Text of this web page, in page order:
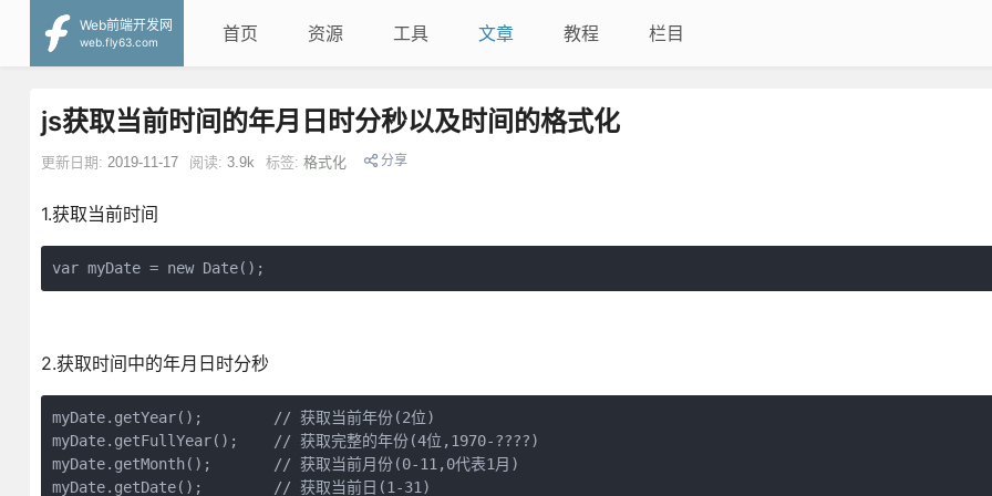
Web前端开发网
web.fly63.com
首页 资源 工具 文章 教程 栏目
js获取当前时间的年月日时分秒以及时间的格式化
更新日期: 2019-11-17 阅读: 3.9k 标签: 格式化 分享
1.获取当前时间
var myDate = new Date();
2.获取时间中的年月日时分秒
myDate.getYear();        // 获取当前年份(2位)
myDate.getFullYear();    // 获取完整的年份(4位,1970-????)
myDate.getMonth();       // 获取当前月份(0-11,0代表1月)
myDate.getDate();        // 获取当前日(1-31)